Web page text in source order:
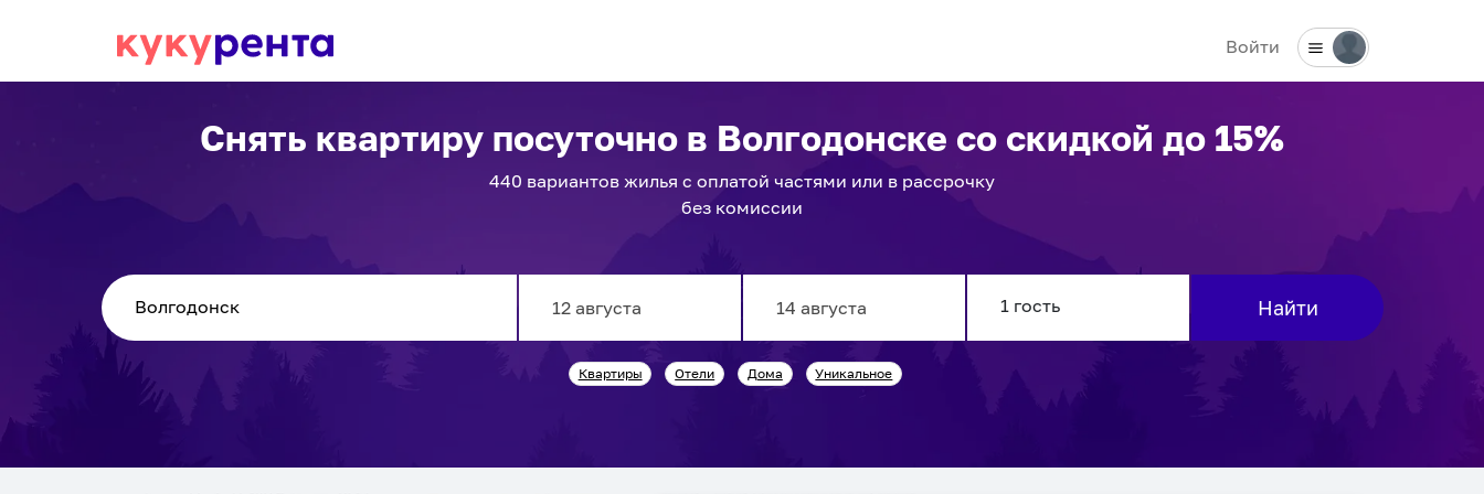
Войти
Снять квартиру посуточно в Волгодонске со скидкой до 15%
440 вариантов жилья с оплатой частями или в рассрочку
без комиссии
forward
backward
Найти
Квартиры Отели Дома Уникальное